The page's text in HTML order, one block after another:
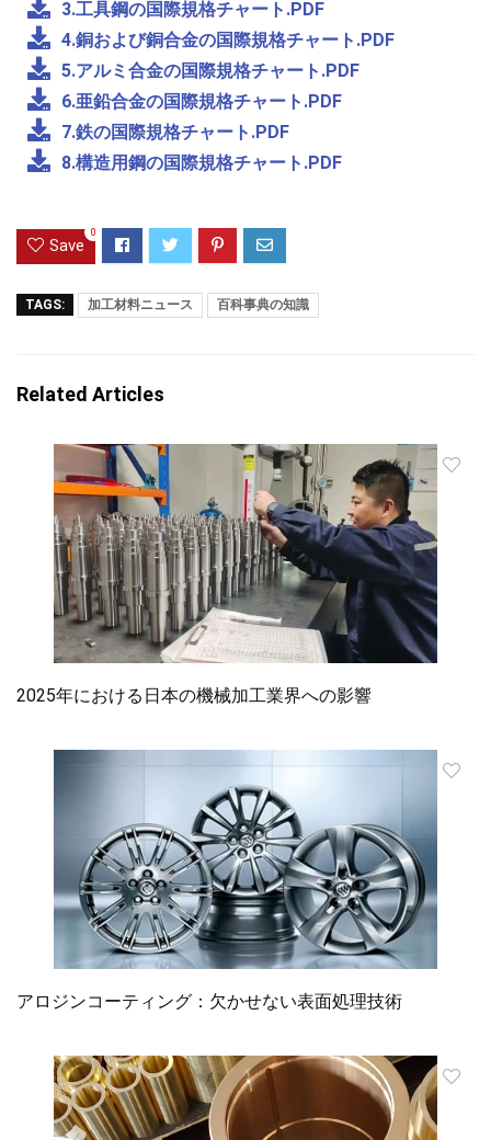
3.工具鋼の国際規格チャート.PDF
4.銅および銅合金の国際規格チャート.PDF
5.アルミ合金の国際規格チャート.PDF
6.亜鉛合金の国際規格チャート.PDF
7.鉄の国際規格チャート.PDF
8.構造用鋼の国際規格チャート.PDF
Save
0
TAGS: 加工材料ニュース 百科事典の知識
Related Articles
2025年における日本の機械加工業界への影響
アロジンコーティング：欠かせない表面処理技術